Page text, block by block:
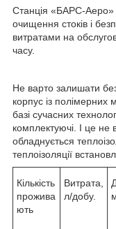
Станція «БАРС-Аеро»
очищення стоків і
витратами на
часу.
Не варто залишати
корпус із полімерних
базі сучасних
комплектуючі. І це
обладнується
теплоізоляції
Кількість
прожива
ють
Витрата,
л/добу.